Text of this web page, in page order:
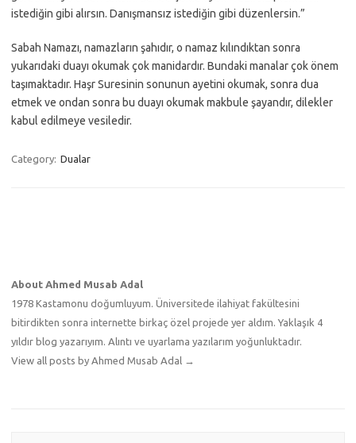
istediğin gibi alırsın. Danışmansız istediğin gibi düzenlersin.”
Sabah Namazı, namazların şahıdır, o namaz kılındıktan sonra
yukarıdaki duayı okumak çok manidardır. Bundaki manalar çok önem
taşımaktadır. Haşr Suresinin sonunun ayetini okumak, sonra dua
etmek ve ondan sonra bu duayı okumak makbule şayandır, dilekler
kabul edilmeye vesiledir.
Category: Dualar
About Ahmed Musab Adal
1978 Kastamonu doğumluyum. Üniversitede ilahiyat fakültesini
bitirdikten sonra internette birkaç özel projede yer aldım. Yaklaşık 4
yıldır blog yazarıyım. Alıntı ve uyarlama yazılarım yoğunluktadır.
View all posts by Ahmed Musab Adal →